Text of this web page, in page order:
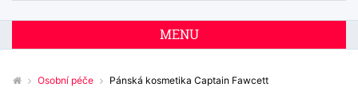
MENU
Osobní péče Pánská kosmetika Captain Fawcett